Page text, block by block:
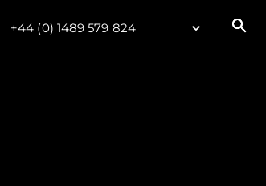
+44 (0) 1489 579 824